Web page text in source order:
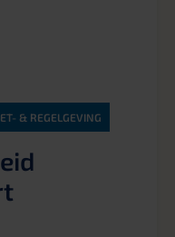
& REGELGEVING